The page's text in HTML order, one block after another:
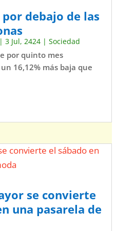
por debajo de las
| 3 Jul, 2424| Sociedad
por quinto mes
16,12% más baja que
se convierte
una pasarela de